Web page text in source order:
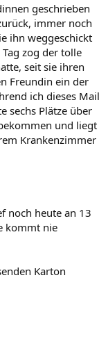
geschrieben
immer noch
ihn weggeschickt
zog der tolle
seit sie ihren
Freundin ein der
ich dieses Mail
sechs Plätze über
und liegt
Krankenzimmer
noch heute an 13
kommt nie
Karton